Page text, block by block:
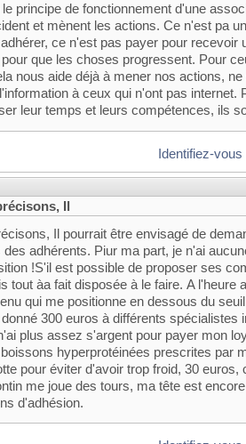
principe de fonctionnement d'une
et mènent les actions. Ce n'est pa
ce n'est pas payer pour recevoir
que les choses progressent. Pour
nous aide déjà à mener nos actions,
à ceux qui n'ont pas internet.
leur temps et leurs compétences, ils
Identifiez-vous
Il
Il pourrait être envisagé de
adhérents. Piur ma part, je n'ai
!S'il est possible de proposer ses
tout àa fait disposée à le faire. A l'heure
qui me positionne en dessous du
300 euros à différents spécialistes
plus assez s'argent pour payer mon
hyperprotéinées prescrites par
pour éviter d'avoir trop froid, 30
me joue des tours, ma tête est
d'adhésion.